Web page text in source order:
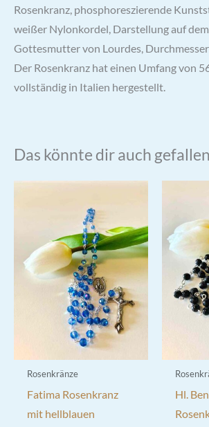
Rosenkranz, phosphoreszierende
weißer Nylonkordel, Darstellung auf
Gottesmutter von Lourdes,
Der Rosenkranz hat einen Umfang von
vollständig in Italien hergestellt.
Das könnte dir auch
Rosenkränze
Fatima Rosenkranz
mit hellblauen
Hl.